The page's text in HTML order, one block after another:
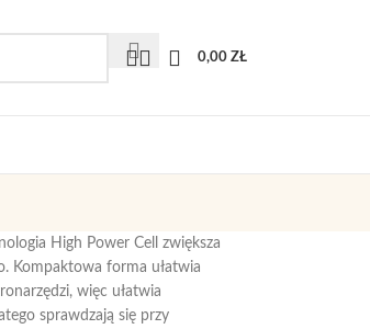
0,00 ZŁ
High Power Cell zwiększa
Kompaktowa forma ułatwia
więc ułatwia
sprawdzają się przy